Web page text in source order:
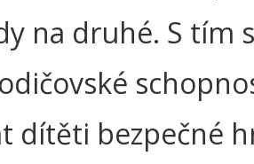
na druhé. S tím
dítěti bezpečné